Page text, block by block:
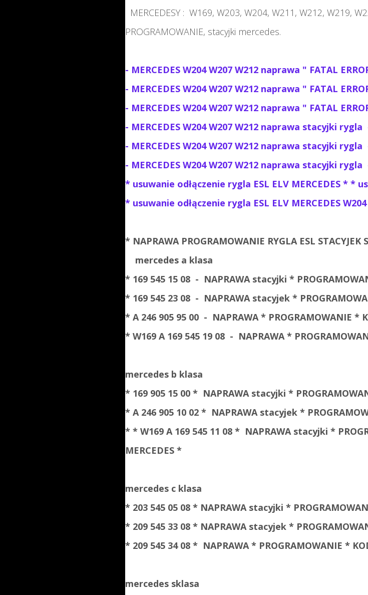
MERCEDESY : W169, W203, W204, W211, W212, W219,
PROGRAMOWANIE, stacyjki mercedes.
- MERCEDES W204 W207 W212 naprawa " FATAL
- MERCEDES W204 W207 W212 naprawa " FATAL
- MERCEDES W204 W207 W212 naprawa " FATAL
- MERCEDES W204 W207 W212 naprawa stacyjki rygla
- MERCEDES W204 W207 W212 naprawa stacyjki rygla
- MERCEDES W204 W207 W212 naprawa stacyjki rygla
* usuwanie odłączenie rygla ESL ELV MERCEDES * *
* usuwanie odłączenie rygla ESL ELV MERCEDES
* NAPRAWA PROGRAMOWANIE RYGLA ESL STACYJEK
mercedes a klasa
* 169 545 15 08 - NAPRAWA stacyjki *
* 169 545 23 08 - NAPRAWA stacyjek *
* A 246 905 95 00 - NAPRAWA * PROGRAMOWANIE *
* W169 A 169 545 19 08 - NAPRAWA *
mercedes b klasa
* 169 905 15 00 * NAPRAWA stacyjki *
* A 246 905 10 02 * NAPRAWA stacyjek *
* * W169 A 169 545 11 08 * NAPRAWA stacyjki *
MERCEDES *
mercedes c klasa
* 203 545 05 08 * NAPRAWA stacyjki *
* 209 545 33 08 * NAPRAWA stacyjek *
* 209 545 34 08 * NAPRAWA * PROGRAMOWANIE *
mercedes sklasa